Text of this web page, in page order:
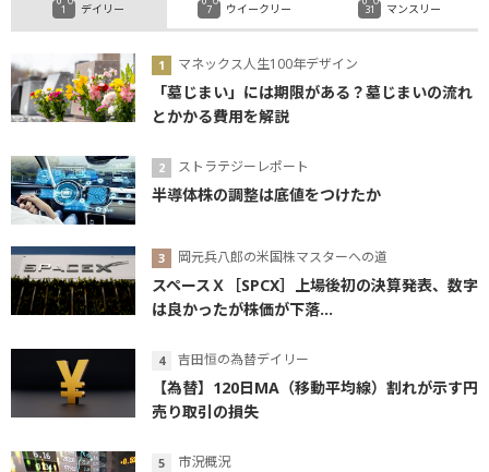
デイリー
マネックス人生100年デザイン
「墓じまい」には期限がある？墓じまいの流れ
とかかる費用を解説
ストラテジーレポート
半導体株の調整は底値をつけたか
岡元兵八郎の米国株マスターへの道
スペースＸ［SPCX］上場後初の決算発表、数字
は良かったが株価が下落...
吉田恒の為替デイリー
【為替】120日MA（移動平均線）割れが示す円
売り取引の損失
市況概況
ウイークリー マンスリー